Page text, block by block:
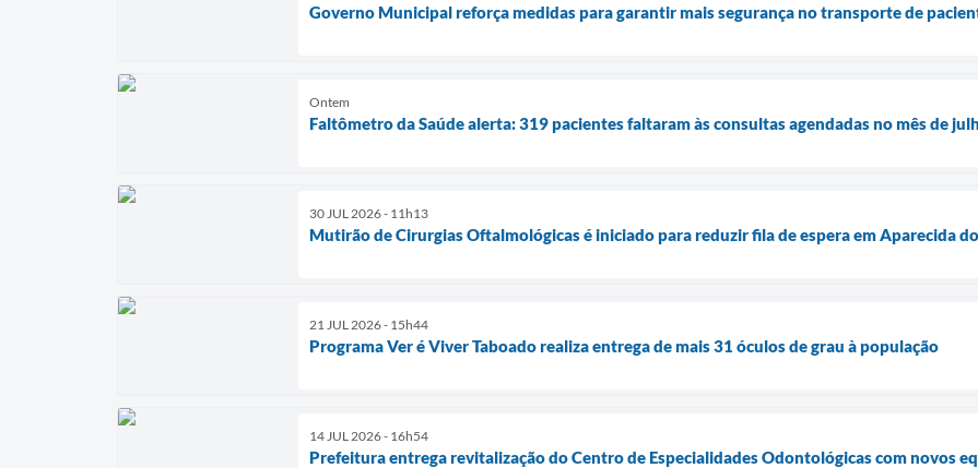
Governo Municipal reforça medidas para garantir mais segurança no transporte de
Ontem
Faltômetro da Saúde alerta: 319 pacientes faltaram às consultas agendadas no mês de
30 JUL 2026 - 11h13
Mutirão de Cirurgias Oftalmológicas é iniciado para reduzir fila de espera em Aparecida
21 JUL 2026 - 15h44
Programa Ver é Viver Taboado realiza entrega de mais 31 óculos de grau à população
14 JUL 2026 - 16h54
Prefeitura entrega revitalização do Centro de Especialidades Odontológicas com novos